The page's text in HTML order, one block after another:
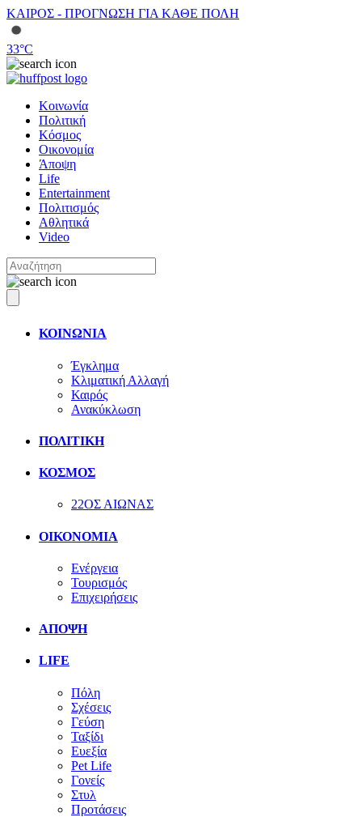
ΚΑΙΡΟΣ - ΠΡΟΓΝΩΣΗ ΓΙΑ ΚΑΘΕ ΠΟΛΗ
33°C
Κοινωνία
Πολιτική
Κόσμος
Οικονομία
Άποψη
Life
Entertainment
Πολιτισμός
Αθλητικά
Video
ΚΟΙΝΩΝΙΑ
Έγκλημα
Κλιματική Αλλαγή
Καιρός
Ανακύκλωση
ΠΟΛΙΤΙΚΗ
ΚΟΣΜΟΣ
22ΟΣ ΑΙΩΝΑΣ
ΟΙΚΟΝΟΜΙΑ
Ενέργεια
Τουρισμός
Επιχειρήσεις
ΑΠΟΨΗ
LIFE
Πόλη
Σχέσεις
Γεύση
Ταξίδι
Ευεξία
Pet Life
Γονείς
Στυλ
Προτάσεις